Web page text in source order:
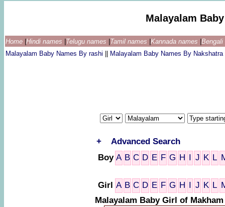
Malayalam
Home Hindi names Telugu names Tamil names Kannada names
Malayalam Baby Names By rashi
Malayalam Baby Names By Nakshatra
+
Advanced Search
Boy A B C D E F G H I J K L
Girl A B C D E F G H I J K L
Malayalam Baby Girl of